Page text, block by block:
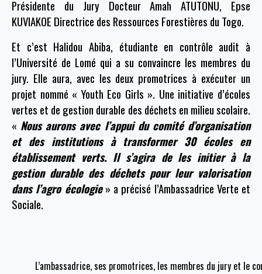
Présidente du Jury Docteur Amah ATUTONU, Epse
KUVIAKOE Directrice des Ressources Forestières du Togo.
Et c’est Halidou Abiba, étudiante en contrôle audit à
l’Université de Lomé qui a su convaincre les membres du
jury. Elle aura, avec les deux promotrices à exécuter un
projet nommé « Youth Eco Girls ». Une initiative d’écoles
vertes et de gestion durable des déchets en milieu scolaire.
« Nous aurons avec l’appui du comité d’organisation
et des institutions à transformer 30 écoles en
établissement verts. Il s’agira de les initier à la
gestion durable des déchets pour leur valorisation
dans l’agro écologie » a précisé l’Ambassadrice Verte et
Sociale.
L’ambassadrice, ses promotrices, les membres du jury et le